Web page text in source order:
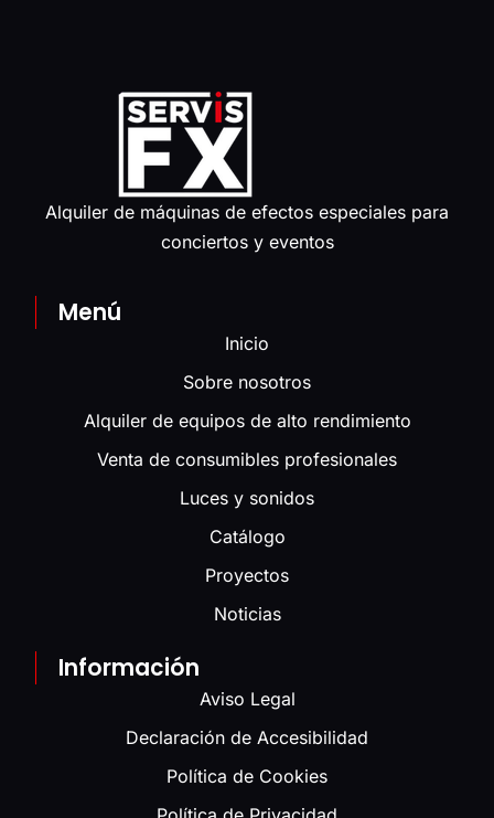
Alquiler de máquinas de efectos especiales para
conciertos y eventos
Menú
Inicio
Sobre nosotros
Alquiler de equipos de alto rendimiento
Venta de consumibles profesionales
Luces y sonidos
Catálogo
Proyectos
Noticias
Información
Aviso Legal
Declaración de Accesibilidad
Política de Cookies